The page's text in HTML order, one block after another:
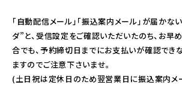
「自動配信メール」「振込案内メール」が届かな
ダ”と、受信設定をご確認いただいたのち、お早
合でも、予約締切日までにお支払いが確認でき
ますのでご注意下さいませ。
(土日祝は定休日のため翌営業日に振込案内メ